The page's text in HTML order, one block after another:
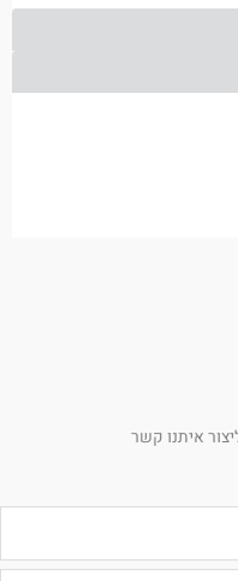
איתנו קשר